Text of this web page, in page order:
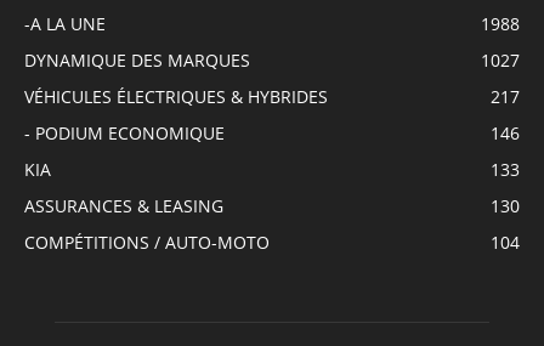
-A LA UNE
1988
DYNAMIQUE DES MARQUES
1027
VÉHICULES ÉLECTRIQUES & HYBRIDES
217
- PODIUM ECONOMIQUE
146
KIA
133
ASSURANCES & LEASING
130
COMPÉTITIONS / AUTO-MOTO
104